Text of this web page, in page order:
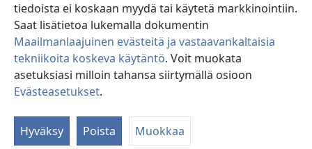
tiedoista ei koskaan myydä tai käytetä markkinointiin.
Saat lisätietoa lukemalla dokumentin
Maailmanlaajuinen evästeitä ja vastaavankaltaisia
tekniikoita koskeva käytäntö. Voit muokata
asetuksiasi milloin tahansa siirtymällä osioon
Evästeasetukset.
Hyväksy Poista Muokkaa
Watchtower Library
Copyright© 2026 Watch Tower Bible and Tract Society of Pennsylvania.
KÄYTTÖEHDOT|TIETOSUOJAKÄYTÄNTÖ